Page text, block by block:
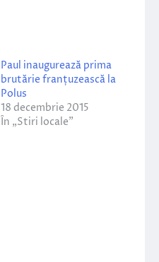
Paul inaugurează prima
brutărie franțuzească la
Polus
18 decembrie 2015
În „Stiri locale”